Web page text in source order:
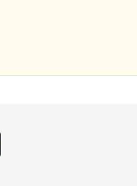
・大豆・鶏肉・豚肉・りん